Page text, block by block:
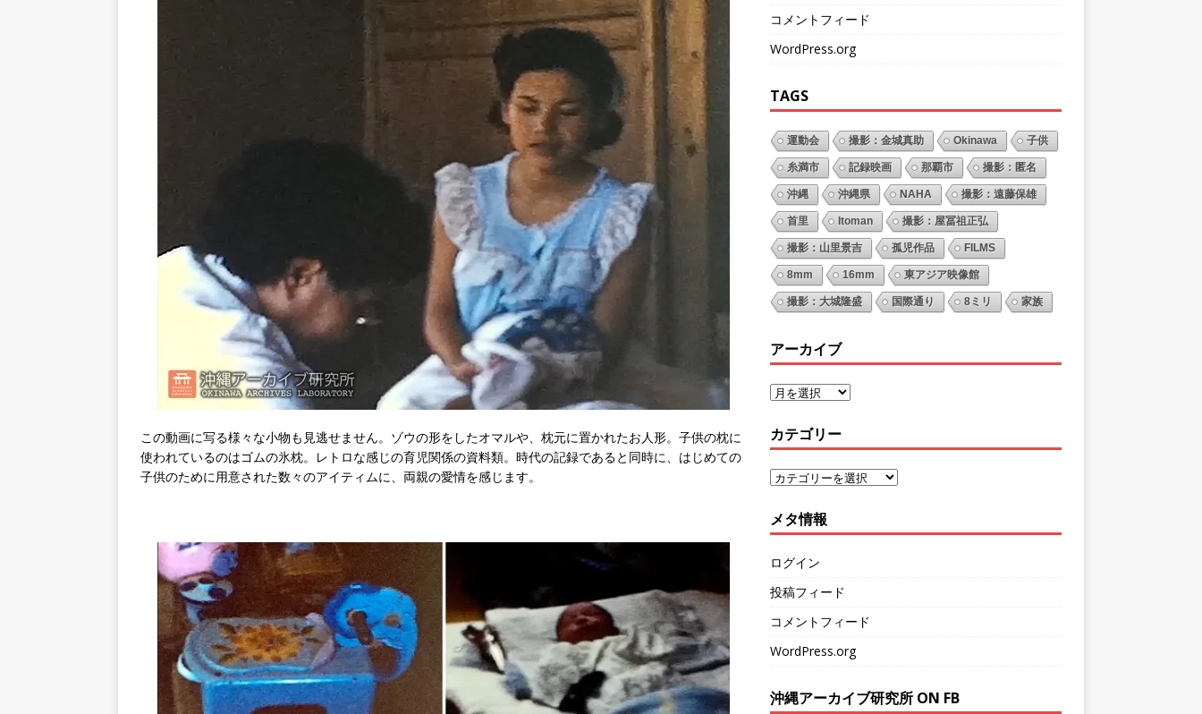
この動画に写る様々な小物も見逃せません。ゾウの形をしたオマルや、枕元に置かれたお人形。子供の枕に
使われているのはゴムの氷枕。レトロな感じの育児関係の資料類。時代の記録であると同時に、はじめての
子供のために用意された数々のアイティムに、両親の愛情を感じます。
コメントフィード
WordPress.org
TAGS
運動会 撮影：金城真助 Okinawa 子供
糸満市 記録映画 那覇市 撮影：匿名
沖縄 沖縄県 NAHA 撮影：遠藤保雄
首里 Itoman 撮影：屋冨祖正弘
撮影：山里景吉 孤児作品 FILMS
8mm 16mm 東アジア映像館
撮影：大城隆盛 国際通り 8ミリ 家族
アーカイブ
カテゴリー
メタ情報
ログイン
投稿フィード
コメントフィード
WordPress.org
沖縄アーカイブ研究所 ON FB